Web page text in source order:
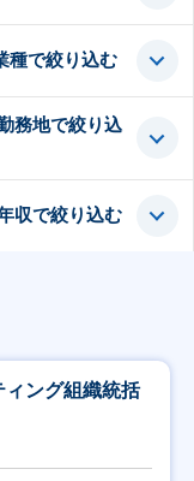
種で絞り込む
務地で絞り込
収で絞り込む
ィング組織統括